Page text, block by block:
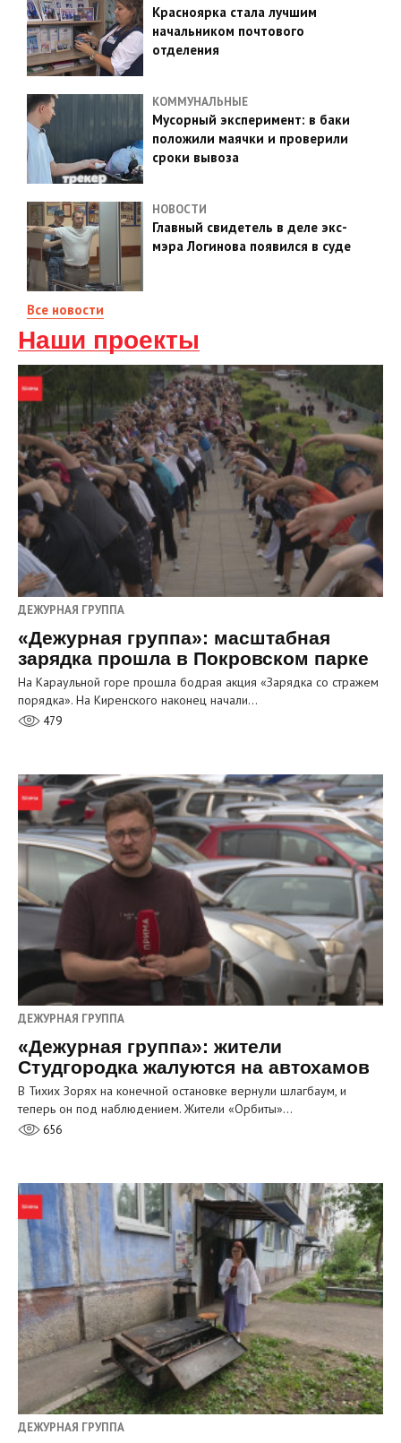
Красноярка стала лучшим
начальником почтового
отделения
КОММУНАЛЬНЫЕ
Мусорный эксперимент: в баки
положили маячки и проверили
сроки вывоза
НОВОСТИ
Главный свидетель в деле экс-
мэра Логинова появился в суде
Все новости
Наши проекты
ДЕЖУРНАЯ ГРУППА
«Дежурная группа»: масштабная
зарядка прошла в Покровском парке
На Караульной горе прошла бодрая акция «Зарядка со стражем
порядка». На Киренского наконец начали…
479
ДЕЖУРНАЯ ГРУППА
«Дежурная группа»: жители
Студгородка жалуются на автохамов
В Тихих Зорях на конечной остановке вернули шлагбаум, и
теперь он под наблюдением. Жители «Орбиты»…
656
ДЕЖУРНАЯ ГРУППА